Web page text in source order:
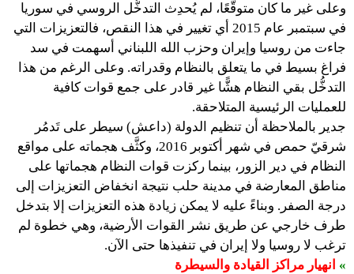
وعلى غير ما كان متوقَّعًا، لم يُحدِث التدخُّل الروسي في سوريا
في سبتمبر عام 2015 أي تغيير في هذا النقص، فالتعزيزات التي
جاءت من روسيا وإيران وحزب الله اللبناني أسهمت في سد
فراغ بسيط في ما يتعلق بالنظام وقدراته. وعلى الرغم من هذا
التدخُّل بقي النظام هشًّا غير قادر على جمع قوات كافية
للعمليات الرئيسية المتلاحقة.
جدير بالملاحظة أن تنظيم الدولة (داعش) سيطر على تَدمُر
شرقيّ حمص في شهر أكتوبر 2016، وكثَّف هجماته على مواقع
النظام في دير الزور، بينما ركزت قوات النظام هجماتها على
مناطق المعارضة في مدينة حلب نتيجة انخفاض التعزيزات إلى
درجة الصفر. وبناءً عليه لا يمكن زيادة هذه التعزيزات إلا بتدخل
طرف خارجي عن طريق نشر القوات الأرضية، وهي خطوة لم
ترغب لا روسيا ولا إيران في تنفيذها حتى الآن.
» انهيار مراكز القيادة والسيطرة